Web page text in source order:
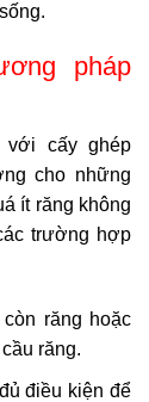
pháp
với cấy ghép
cho những
ít răng không
trường hợp
răng hoặc
răng.
điều kiện để